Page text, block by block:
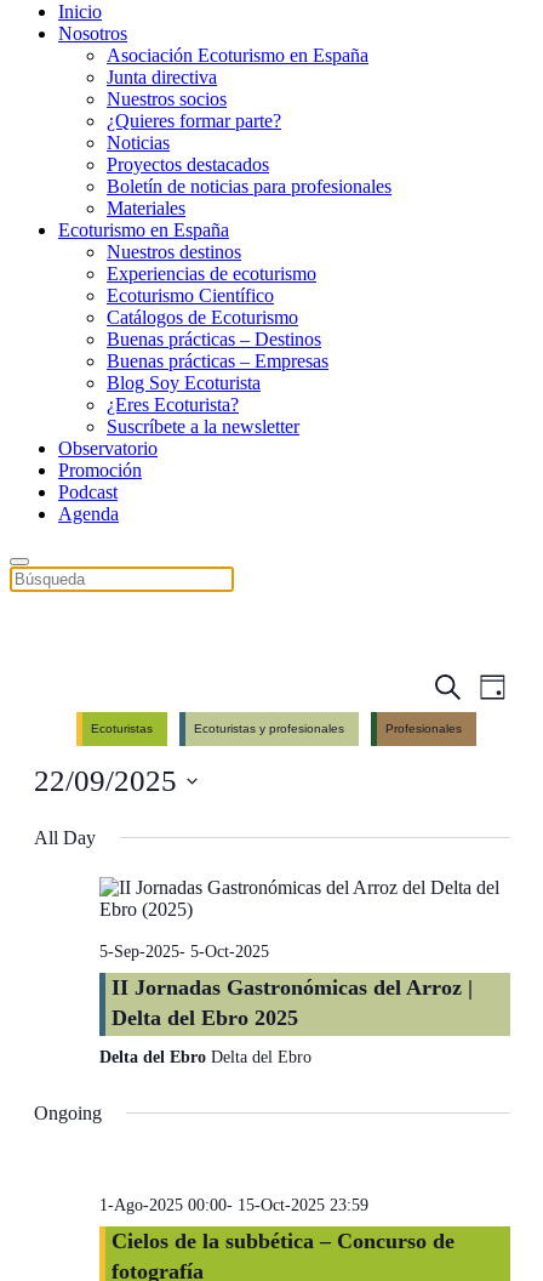
Inicio
Nosotros
Asociación Ecoturismo en España
Junta directiva
Nuestros socios
¿Quieres formar parte?
Noticias
Proyectos destacados
Boletín de noticias para profesionales
Materiales
Ecoturismo en España
Nuestros destinos
Experiencias de ecoturismo
Ecoturismo Científico
Catálogos de Ecoturismo
Buenas prácticas – Destinos
Buenas prácticas – Empresas
Blog Soy Ecoturista
¿Eres Ecoturista?
Suscríbete a la newsletter
Observatorio
Promoción
Podcast
Agenda
Events
Search
and
SearchDay
Ecoturistas Ecoturistas y profesionales Profesionales
22/09/2025
date.
All Day
5-Sep-2025- 5-Oct-2025
II Jornadas Gastronómicas del Arroz |
Delta del Ebro 2025
Delta del Ebro Delta del Ebro
Ongoing
1-Ago-2025 00:00- 15-Oct-2025 23:59
Cielos de la subbética – Concurso de
fotografía